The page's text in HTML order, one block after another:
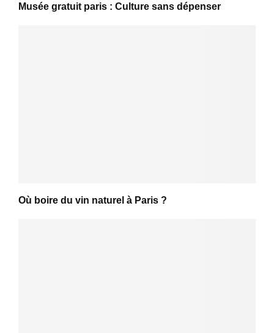
Musée gratuit paris : Culture sans dépenser
Où boire du vin naturel à Paris ?